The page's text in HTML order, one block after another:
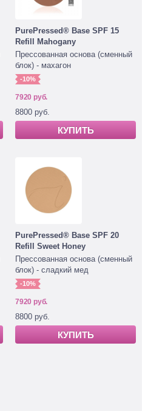
PurePressed® Base SPF 15
Refill Mahogany
Прессованная основа (сменный
блок) - махагон
-10%
7920 руб.
8800 руб.
КУПИТЬ
PurePressed® Base SPF 20
Refill Sweet Honey
Прессованная основа (сменный
блок) - сладкий мед
-10%
7920 руб.
8800 руб.
КУПИТЬ